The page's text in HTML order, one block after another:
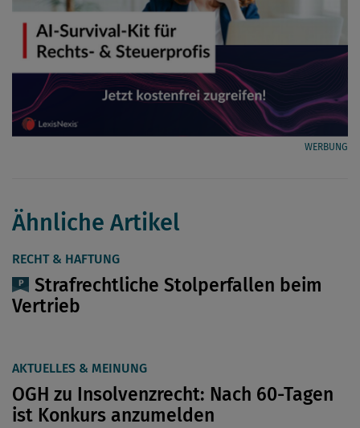
WERBUNG
Ähnliche Artikel
RECHT & HAFTUNG
Strafrechtliche Stolperfallen beim
Vertrieb
AKTUELLES & MEINUNG
OGH zu Insolvenzrecht: Nach 60-Tagen
ist Konkurs anzumelden